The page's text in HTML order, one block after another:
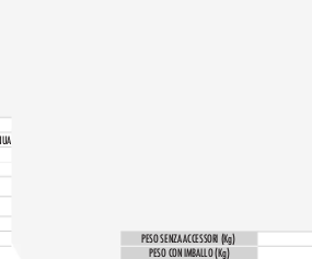
PESO SENZA ACCESSORI (Kg)
PESO CON IMBALLO (Kg)